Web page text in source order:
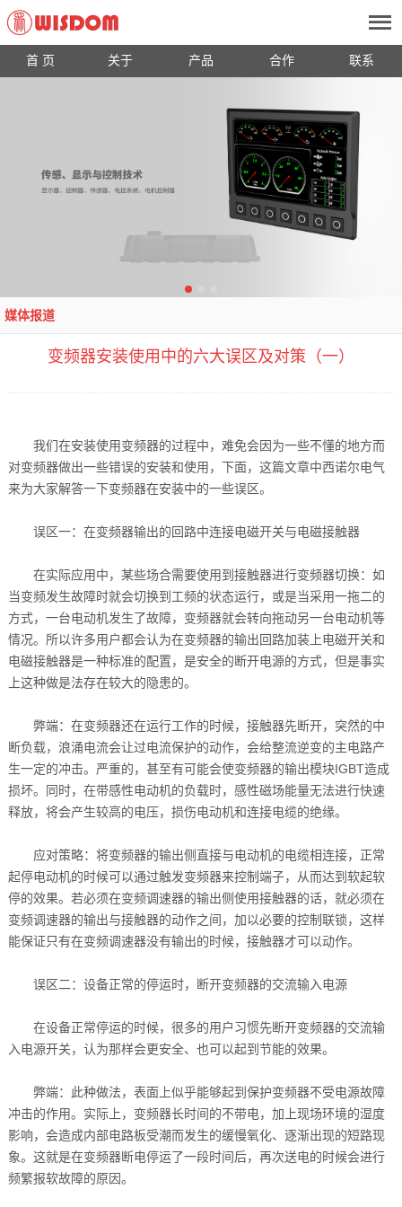
首 页 关于 产品 合作 联系
媒体报道
变频器安装使用中的六大误区及对策（一）
我们在安装使用变频器的过程中，难免会因为一些不懂的地方而
对变频器做出一些错误的安装和使用，下面，这篇文章中西诺尔电气
来为大家解答一下变频器在安装中的一些误区。
误区一：在变频器输出的回路中连接电磁开关与电磁接触器
在实际应用中，某些场合需要使用到接触器进行变频器切换：如
当变频发生故障时就会切换到工频的状态运行，或是当采用一拖二的
方式，一台电动机发生了故障，变频器就会转向拖动另一台电动机等
情况。所以许多用户都会认为在变频器的输出回路加装上电磁开关和
电磁接触器是一种标准的配置，是安全的断开电源的方式，但是事实
上这种做是法存在较大的隐患的。
弊端：在变频器还在运行工作的时候，接触器先断开，突然的中
断负载，浪涌电流会让过电流保护的动作，会给整流逆变的主电路产
生一定的冲击。严重的，甚至有可能会使变频器的输出模块IGBT造成
损坏。同时，在带感性电动机的负载时，感性磁场能量无法进行快速
释放，将会产生较高的电压，损伤电动机和连接电缆的绝缘。
应对策略：将变频器的输出侧直接与电动机的电缆相连接，正常
起停电动机的时候可以通过触发变频器来控制端子，从而达到软起软
停的效果。若必须在变频调速器的输出侧使用接触器的话，就必须在
变频调速器的输出与接触器的动作之间，加以必要的控制联锁，这样
能保证只有在变频调速器没有输出的时候，接触器才可以动作。
误区二：设备正常的停运时，断开变频器的交流输入电源
在设备正常停运的时候，很多的用户习惯先断开变频器的交流输
入电源开关，认为那样会更安全、也可以起到节能的效果。
弊端：此种做法，表面上似乎能够起到保护变频器不受电源故障
冲击的作用。实际上，变频器长时间的不带电，加上现场环境的湿度
影响，会造成内部电路板受潮而发生的缓慢氧化、逐渐出现的短路现
象。这就是在变频器断电停运了一段时间后，再次送电的时候会进行
频繁报软故障的原因。